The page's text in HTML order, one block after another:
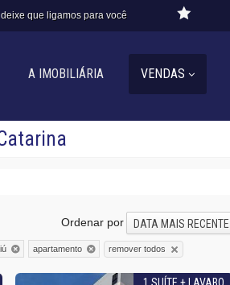
deixe que ligamos para você
A IMOBILIÁRIA VENDAS
Ordenar por DATA MAIS RECENTE
apartamento remover todos
1 SUÍTE + LAVABO